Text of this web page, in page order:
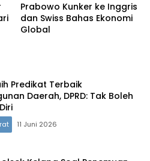
Prabowo Kunker ke Inggris
dan Swiss Bahas Ekonomi
Global
Predikat Terbaik
Daerah, DPRD: Tak Boleh
11 Juni 2026